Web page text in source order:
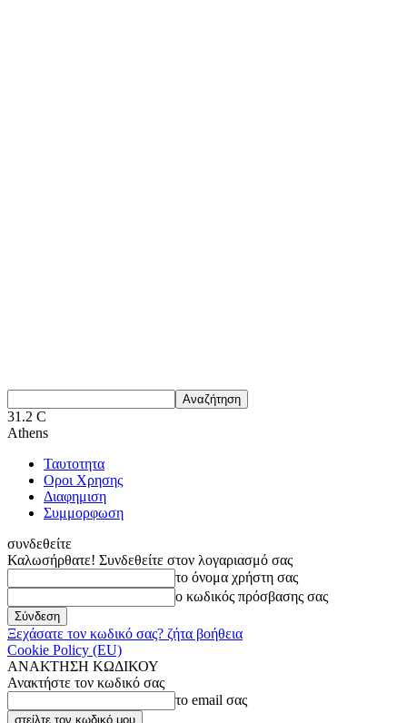
31.2 C
Athens
Ταυτοτητα
Οροι Χρησης
Διαφημιση
Συμμορφωση
συνδεθείτε
Καλωσήρθατε! Συνδεθείτε στον λογαριασμό σας
το όνομα χρήστη σας
ο κωδικός πρόσβασης σας
Ξεχάσατε τον κωδικό σας? ζήτα βοήθεια
Cookie Policy (EU)
ΑΝΑΚΤΗΣΗ ΚΩΔΙΚΟΥ
Ανακτήστε τον κωδικό σας
το email σας